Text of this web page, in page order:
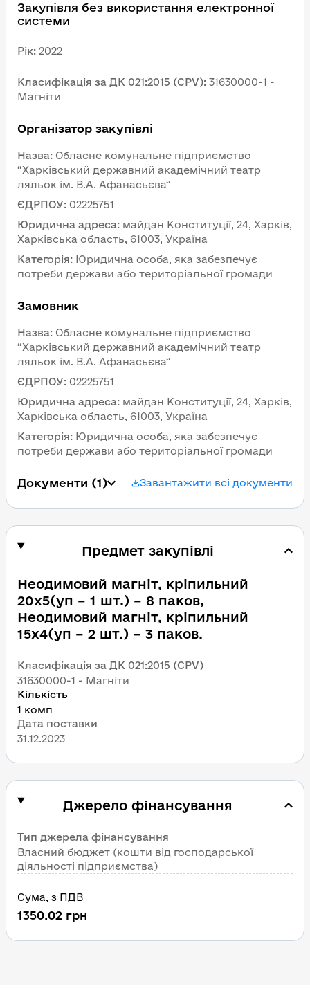
Закупівля без використання електронної
системи
Рік: 2022
Класифікація за ДК 021:2015 (CPV): 31630000-1 -
Магніти
Організатор закупівлі
Назва: Обласне комунальне підприємство
“Харківський державний академічний театр
ляльок ім. В.А. Афанасьєва“
ЄДРПОУ: 02225751
Юридична адреса: майдан Конституції, 24, Харків,
Харківська область, 61003, Україна
Категорія: Юридична особа, яка забезпечує
потреби держави або територіальної громади
Замовник
Назва: Обласне комунальне підприємство
“Харківський державний академічний театр
ляльок ім. В.А. Афанасьєва“
ЄДРПОУ: 02225751
Юридична адреса: майдан Конституції, 24, Харків,
Харківська область, 61003, Україна
Категорія: Юридична особа, яка забезпечує
потреби держави або територіальної громади
Документи (1) Завантажити всі документи
Предмет закупівлі
Неодимовий магніт, кріпильний
20х5(уп – 1 шт.) – 8 паков,
Неодимовий магніт, кріпильний
15х4(уп – 2 шт.) – 3 паков.
Класифікація за ДК 021:2015 (CPV)
31630000-1 - Магніти
Кількість
1 комп
Дата поставки
31.12.2023
Джерело фінансування
Тип джерела фінансування
Власний бюджет (кошти від господарської
діяльності підприємства)
Сума, з ПДВ
1350.02 грн